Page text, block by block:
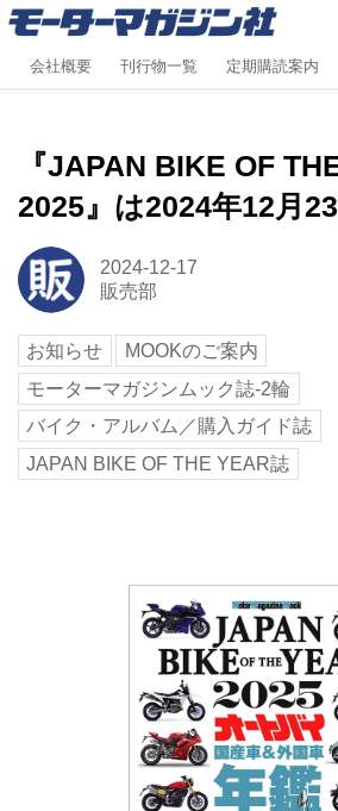
会社概要 刊行物一覧 定期購読案内
『JAPAN BIKE OF
2025』は2024年12月
2024-12-17
販売部
お知らせ
MOOKのご案内
モーターマガジンムック誌-2輪
バイク・アルバム／購入ガイド誌
JAPAN BIKE OF THE YEAR誌